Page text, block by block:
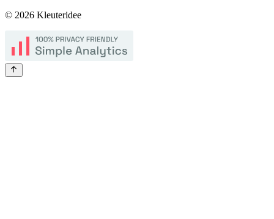
© 2026 Kleuteridee